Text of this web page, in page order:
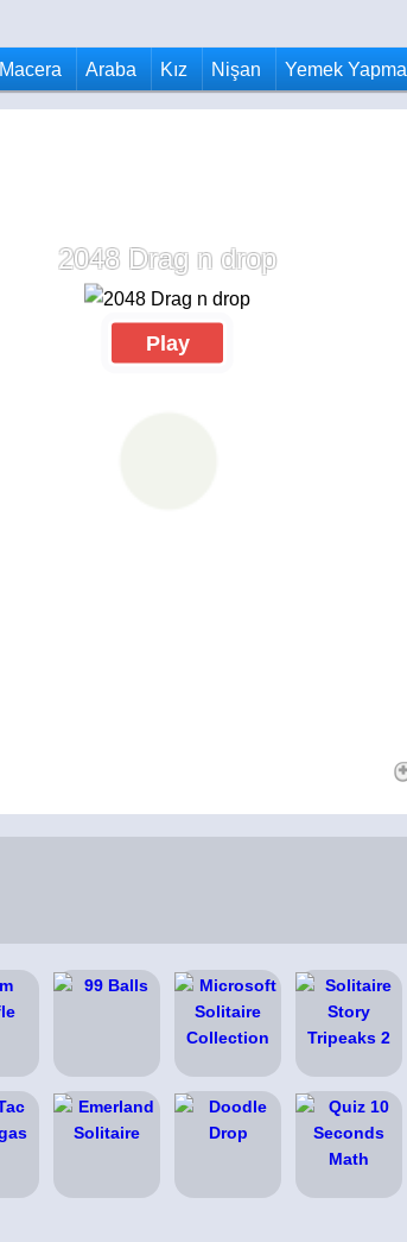
Macera Araba Kız Nişan Yemek Yapma
2048 Drag n drop
Play